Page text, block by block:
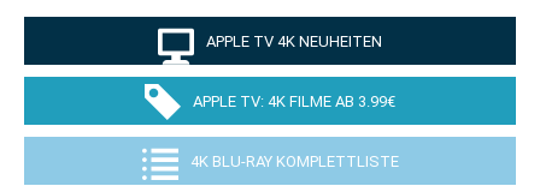
APPLE TV 4K NEUHEITEN
APPLE TV: 4K FILME AB 3.99€
4K BLU-RAY KOMPLETTLISTE